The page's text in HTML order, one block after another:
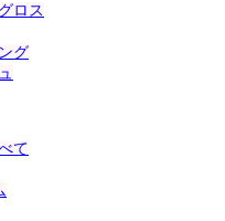
ロス
グ
て